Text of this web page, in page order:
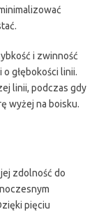
i zwinność
głębokości linii.
linii, podczas gdy
wyżej na boisku.
zdolność do
pięciu